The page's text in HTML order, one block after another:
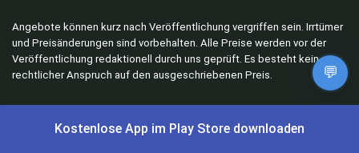
Angebote können kurz nach Veröffentlichung vergriffen sein. Irrtümer
und Preisänderungen sind vorbehalten. Alle Preise werden vor der
Veröffentlichung redaktionell durch uns geprüft. Es besteht kein
rechtlicher Anspruch auf den ausgeschriebenen Preis.
Schnäppchen & Angebote
💬
Kostenlose App im Play Store downloaden